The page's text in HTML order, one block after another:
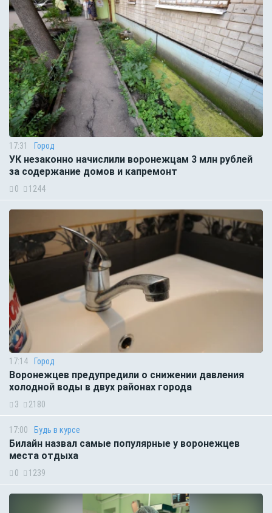
17:31 Город
УК незаконно начислили воронежцам 3 млн рублей
за содержание домов и капремонт
0 1244
17:14 Город
Воронежцев предупредили о снижении давления
холодной воды в двух районах города
3 2180
17:00 Будь в курсе
Билайн назвал самые популярные у воронежцев
места отдыха
0 1239